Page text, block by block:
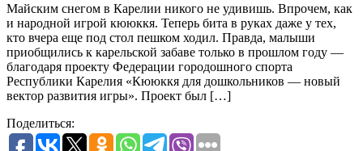
Майским снегом в Карелии никого не удивишь. Впрочем, как
и народной игрой кююккя. Теперь бита в руках даже у тех,
кто вчера еще под стол пешком ходил. Правда, малыши
приобщились к карельской забаве только в прошлом году —
благодаря проекту Федерации городошного спорта
Республики Карелия «Кююккя для дошкольников — новый
вектор развития игры». Проект был […]
Поделиться: